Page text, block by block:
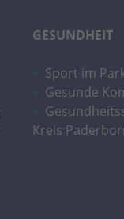
GESUNDHEIT
Sport im
Gesunde
Kreis